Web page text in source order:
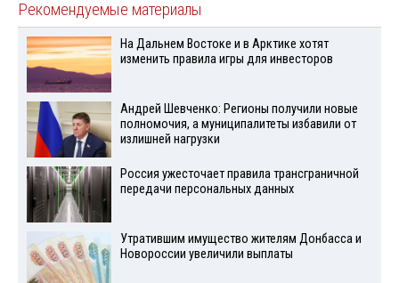
Рекомендуемые материалы
На Дальнем Востоке и в Арктике хотят
изменить правила игры для инвесторов
Андрей Шевченко: Регионы получили новые
полномочия, а муниципалитеты избавили от
излишней нагрузки
Россия ужесточает правила трансграничной
передачи персональных данных
Утратившим имущество жителям Донбасса и
Новороссии увеличили выплаты